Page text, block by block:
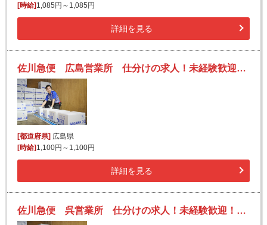
[時給] 1,085円～1,085円
詳細を見る
佐川急便 広島営業所 仕分けの求人！未経験歓迎！先輩たちがサポートします♪
[都道府県]広島県
[時給]1,100円～1,100円
詳細を見る
佐川急便 呉営業所 仕分けの求人！未経験歓迎！先輩たちがサポートします♪